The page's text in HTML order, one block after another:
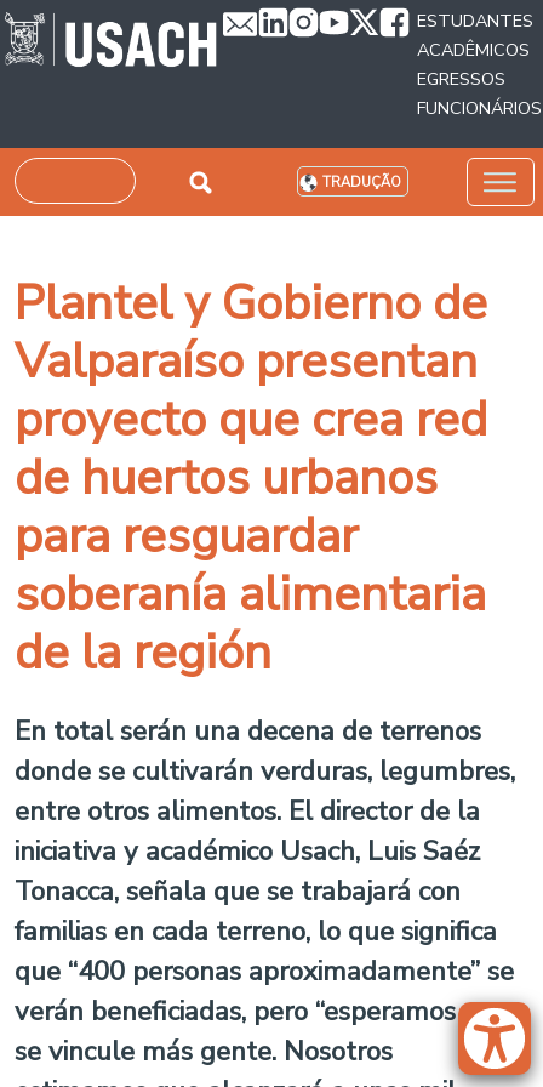
Passar para o conteúdo principal
ESTUDANTES
ACADÊMICOS
EGRESSOS
FUNCIONÁRIOS
Pesquisar TRADUÇÃO
Plantel y Gobierno de
Valparaíso presentan
proyecto que crea red
de huertos urbanos
para resguardar
soberanía alimentaria
de la región
En total serán una decena de terrenos
donde se cultivarán verduras, legumbres,
entre otros alimentos. El director de la
iniciativa y académico Usach, Luis Saéz
Tonacca, señala que se trabajará con
familias en cada terreno, lo que significa
que “400 personas aproximadamente” se
verán beneficiadas, pero “esperamos que
se vincule más gente. Nosotros